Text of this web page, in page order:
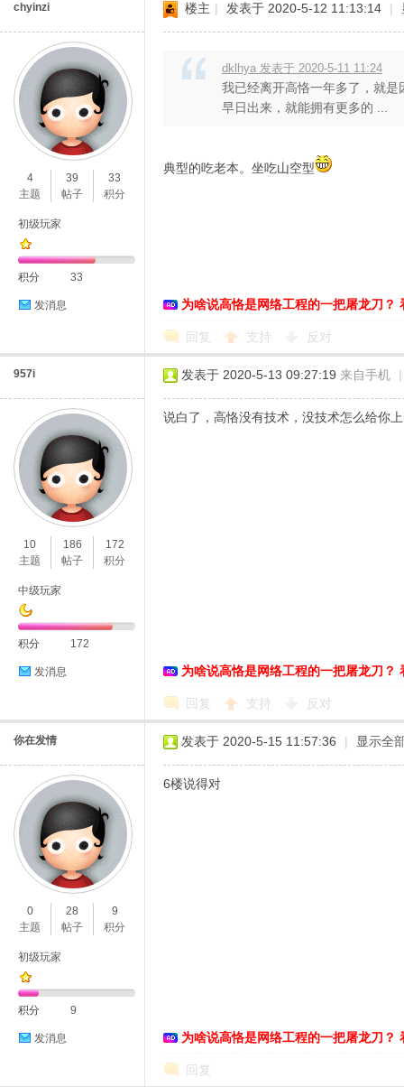
chyinzi
4
主题
39
帖子
33
积分
初级玩家
积分 33
发消息
楼主 | 发表于 2020-5-12 11:13:14 |
dklhya 发表于 2020-5-11 11:24
我已经离开高恪一年多了，就
早日出来，就能拥有更多的 ...
典型的吃老本。坐吃山空型
为啥说高恪是网络工程的一把屠龙刀？
回复 支持 反对
957i
10
主题
186
帖子
172
积分
中级玩家
积分 172
发消息
发表于 2020-5-13 09:27:19 来自手机 |
说白了，高恪没有技术，没技术怎么给你
为啥说高恪是网络工程的一把屠龙刀？
回复 支持 反对
你在发情
0
主题
28
帖子
9
积分
初级玩家
积分 9
发消息
发表于 2020-5-15 11:57:36 | 显示全
6楼说得对
为啥说高恪是网络工程的一把屠龙刀？
回复